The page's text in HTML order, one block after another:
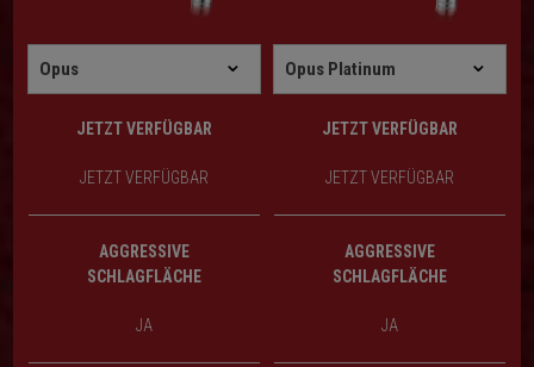
JETZT VERFÜGBAR JETZT VERFÜGBAR
JETZT VERFÜGBAR JETZT VERFÜGBAR
AGGRESSIVE
SCHLAGFLÄCHE
AGGRESSIVE
SCHLAGFLÄCHE
JA JA